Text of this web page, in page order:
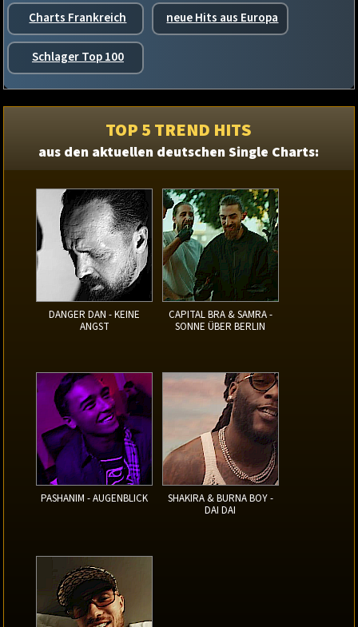
Charts Frankreich neue Hits aus Europa
Schlager Top 100
TOP 5 TREND HITS
aus den aktuellen deutschen Single Charts:
DANGER DAN - KEINE
ANGST
CAPITAL BRA & SAMRA -
SONNE ÜBER BERLIN
PASHANIM - AUGENBLICK
SHAKIRA & BURNA BOY -
DAI DAI